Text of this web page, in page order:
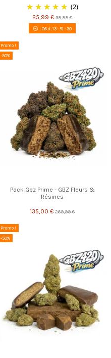
(2)
25,99 € 39,99 €
06d. 13:51 :30
Promo !
-50%
Pack Gbz Prime - GBZ Fleurs &
Résines
135,00 € 269,99 €
Promo !
-50%